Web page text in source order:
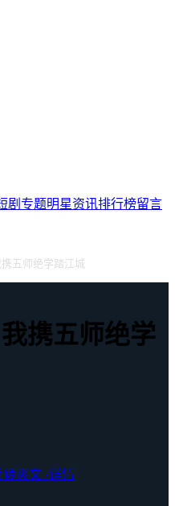
剧 专题明星资讯排行榜留言
五师绝学踏江城
携五师绝学
转爽文 ·详情